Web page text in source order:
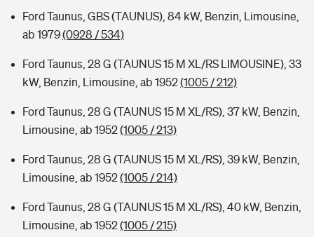
Ford Taunus, GBS (TAUNUS), 84 kW, Benzin, Limousine,
ab 1979(0928 / 534)
Ford Taunus, 28 G (TAUNUS 15 M XL/RS LIMOUSINE), 33
kW, Benzin, Limousine, ab 1952(1005 / 212)
Ford Taunus, 28 G (TAUNUS 15 M XL/RS), 37 kW, Benzin,
Limousine, ab 1952(1005 / 213)
Ford Taunus, 28 G (TAUNUS 15 M XL/RS), 39 kW, Benzin,
Limousine, ab 1952(1005 / 214)
Ford Taunus, 28 G (TAUNUS 15 M XL/RS), 40 kW, Benzin,
Limousine, ab 1952(1005 / 215)